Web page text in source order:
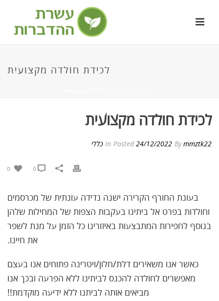
לכידת חולדה מקצועית
לכידת חולדה מקצועית
Bymmztk22
Posted 24/12/2022
In כללי
0
בעונת החורף הקרירה ישנה נדידה עונתית של מכרסמים
וחולדות בפרט אל ביתינו בעקבות הצפות של המחילות שלהן
בנוסף לחפירות המתבצעות באיזורינו כל הזמן על מנת לשפר
את חיינו.
כאשר אנו משאירים דלת/חלון/ויטרינה פתוחים אנו בעצם
מאפשרים לחולדה להכנס לביתינו ללא הפרעה ובכך אנו
מביאים אותה לביתנו ללא ידיעה מוקדמת!!